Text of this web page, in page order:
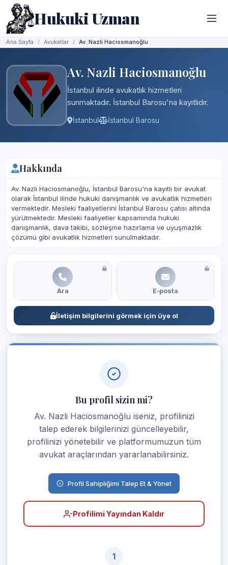
Hukuki Uzman
Ana Sayfa Avukatlar Av. Nazli Haciosmanoğlu
Av. Nazli Haciosmanoğlu
İstanbul ilinde avukatlık hizmetleri
sunmaktadır. İstanbul Barosu'na kayıtlıdır.
İstanbul İstanbul Barosu
Hakkında
Av. Nazli Haciosmanoğlu, İstanbul Barosu'na kayıtlı bir avukat
olarak İstanbul ilinde hukuki danışmanlık ve avukatlık hizmetleri
vermektedir. Mesleki faaliyetlerini İstanbul Barosu çatısı altında
yürütmektedir. Mesleki faaliyetler kapsamında hukuki
danışmanlık, dava takibi, sözleşme hazırlama ve uyuşmazlık
çözümü gibi avukatlık hizmetleri sunulmaktadır.
Ara E-posta
İletişim bilgilerini görmek için üye ol
Bu profil sizin mi?
Av. Nazli Haciosmanoğlu iseniz, profilinizi
talep ederek bilgilerinizi güncelleyebilir,
profilinizi yönetebilir ve platformumuzun tüm
avukat araçlarından yararlanabilirsiniz.
Profil Sahipliğimi Talep Et & Yönet
Profilimi Yayından Kaldır
1